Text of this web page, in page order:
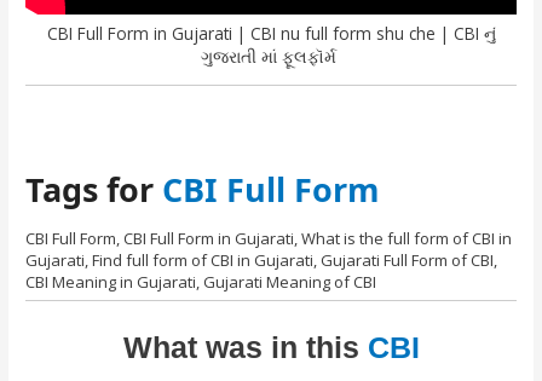
CBI Full Form in Gujarati | CBI nu full form shu che | CBI નું
ગુજરાતી માં ફૂલફૉર્મ
Tags for CBI Full Form
CBI Full Form, CBI Full Form in Gujarati, What is the full form of CBI in
Gujarati, Find full form of CBI in Gujarati, Gujarati Full Form of CBI,
CBI Meaning in Gujarati, Gujarati Meaning of CBI
What was in this CBI